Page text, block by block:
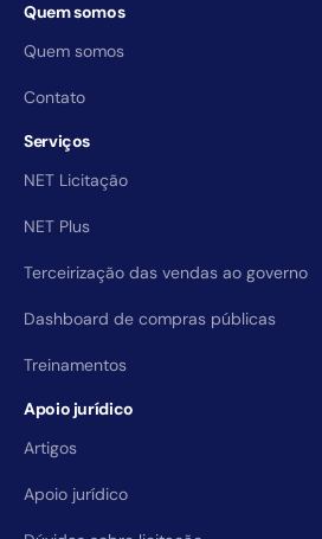
Quem somos
Quem somos
Contato
Serviços
NET Licitação
NET Plus
Terceirização das vendas ao governo
Dashboard de compras públicas
Treinamentos
Apoio jurídico
Artigos
Apoio jurídico